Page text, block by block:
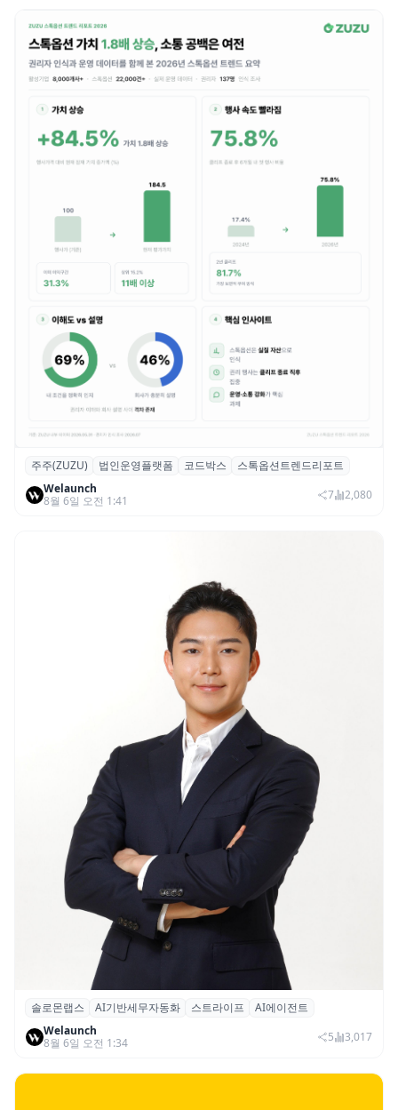
스톡옵션 취소율 2년 만에 18.2%→31.3%…
권리 발생 즉시 행사 비중도 급증
주주(ZUZU) 법인운영플랫폼 코드박스
스톡옵션트렌드리포트
Welaunch
8월 6일 오전 1:41
7 2,080
솔로몬랩스, 스트라이프 출신 이창헌 영입…
절세 전략 AI 에이전트 개발 본격화
솔로몬랩스 AI기반세무자동화 스트라이프
AI에이전트
Welaunch
8월 6일 오전 1:34
5 3,017